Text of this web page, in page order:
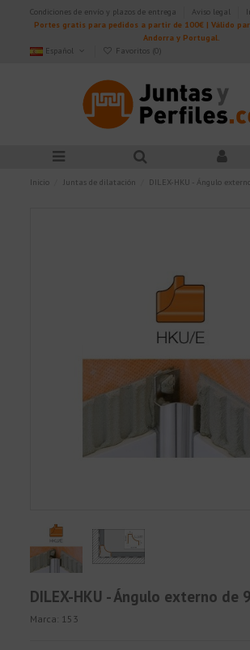
Condiciones de envío y plazos de entrega Aviso legal
Portes gratis para pedidos a partir de 100€ | Válido
Andorra y Portugal.
Español
Favoritos (0)
Inicio Juntas de dilatación DILEX-HKU - Ángulo
DILEX-HKU - Ángulo externo de
Marca: 153